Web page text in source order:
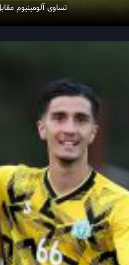
تساوی آلومینیوم